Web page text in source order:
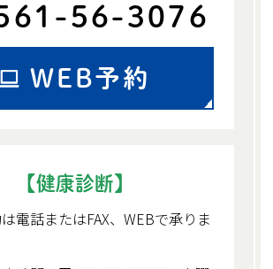
56-3076
WEB予約
【健康診断】
電話またはFAX、WEBで承りま